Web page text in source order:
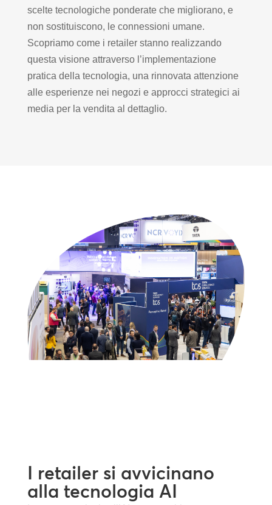
scelte tecnologiche ponderate che migliorano, e
non sostituiscono, le connessioni umane.
Scopriamo come i retailer stanno realizzando
questa visione attraverso l’implementazione
pratica della tecnologia, una rinnovata attenzione
alle esperienze nei negozi e approcci strategici ai
media per la vendita al dettaglio.
I retailer si avvicinano
alla tecnologia AI